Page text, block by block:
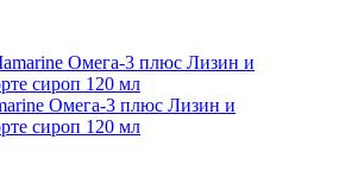
Омега-3 плюс Лизин и
сироп 120 мл